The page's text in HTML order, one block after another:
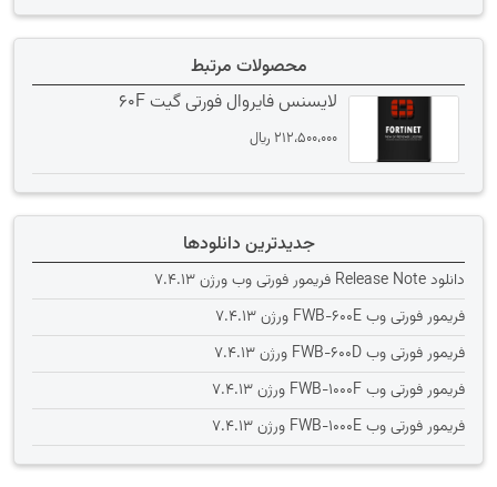
محصولات مرتبط
لایسنس فایروال فورتی گیت 60F
212،500،000 ﷼
جدیدترین دانلودها
دانلود Release Note فریمور فورتی وب ورژن 7.4.13
فریمور فورتی وب FWB-600E ورژن 7.4.13
فریمور فورتی وب FWB-600D ورژن 7.4.13
فریمور فورتی وب FWB-1000F ورژن 7.4.13
فریمور فورتی وب FWB-1000E ورژن 7.4.13